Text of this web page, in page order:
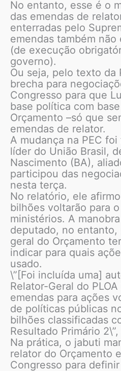
No entanto, esse é o
das emendas de
enterradas pelo
emendas também não
(de execução
governo).
Ou seja, pelo texto da
brecha para
Congresso para que
base política com
Orçamento –só que
emendas de relator.
A mudança na PEC
líder do União Brasil,
Nascimento (BA),
participou das
nesta terça.
No relatório, ele
bilhões voltarão para
ministérios. A
deputado, no
geral do Orçamento
indicar para quais
usado.
\”[Foi incluída uma]
Relator-Geral do
emendas para ações
de políticas públicas
bilhões classificadas
Resultado Primário
Na prática, o jabuti
relator do Orçamento
Congresso para